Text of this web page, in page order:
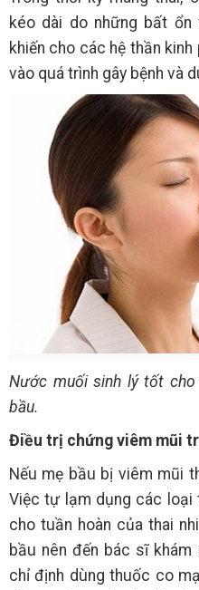
kéo dài do những bất
khiến cho các hệ thần
vào quá trình gây bệnh và
Nước muối sinh lý tốt
bầu.
Điều trị chứng viêm mũi
Nếu mẹ bầu bị viêm mũi
Việc tự lạm dụng các loại
cho tuần hoàn của thai
bầu nên đến bác sĩ
chỉ định dùng thuốc co